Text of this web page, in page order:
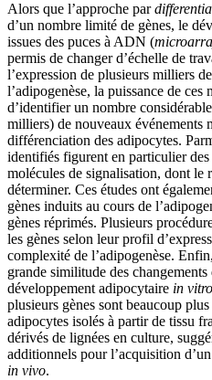
Alors que l’approche par
d’un nombre limité de gènes, le
issues des puces à ADN (
permis de changer d’échelle de
l’expression de plusieurs milliers
l’adipogenèse, la puissance de ces
d’identifier un nombre
milliers) de nouveaux événements
différenciation des adipocytes.
identifiés figurent en particulier
molécules de signalisation, dont le
déterminer. Ces études ont
gènes induits au cours de
gènes réprimés. Plusieurs
les gènes selon leur profil
complexité de l’adipogenèse.
grande similitude des changements
développement adipocytaire in vitro
plusieurs gènes sont beaucoup
adipocytes isolés à partir de tissu
dérivés de lignées en culture,
additionnels pour l’acquisition
in vivo.